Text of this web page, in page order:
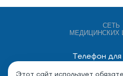
СЕТЬ
МЕДИЦИНСКИХ
Телефон для